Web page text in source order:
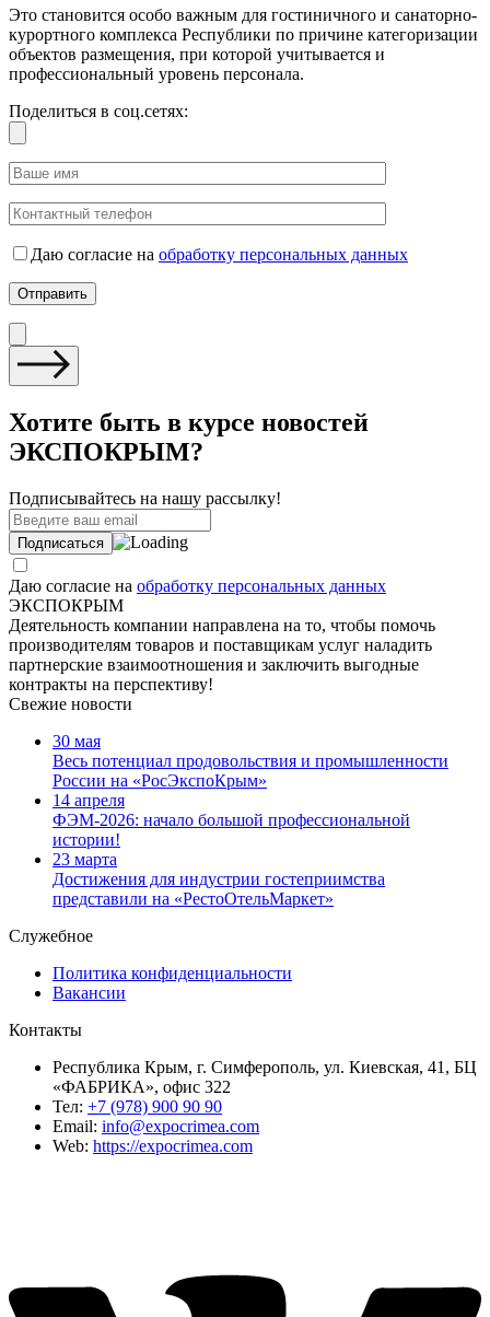
Это становится особо важным для гостиничного и санаторно-
курортного комплекса Республики по причине категоризации
объектов размещения, при которой учитывается и
профессиональный уровень персонала.
Поделиться в соц.сетях:
Даю согласие на обработку персональных данных
Хотите быть в курсе новостей
ЭКСПОКРЫМ?
Подписывайтесь на нашу рассылку!
Даю согласие на обработку персональных данных
ЭКСПОКРЫМ
Деятельность компании направлена на то, чтобы помочь
производителям товаров и поставщикам услуг наладить
партнерские взаимоотношения и заключить выгодные
контракты на перспективу!
Свежие новости
30 мая
Весь потенциал продовольствия и промышленности
России на «РосЭкспоКрым»
14 апреля
ФЭМ-2026: начало большой профессиональной
истории!
23 марта
Достижения для индустрии гостеприимства
представили на «РестоОтельМаркет»
Служебное
Политика конфиденциальности
Вакансии
Контакты
Республика Крым, г. Симферополь, ул. Киевская, 41, БЦ
«ФАБРИКА», офис 322
Тел: +7 (978) 900 90 90
Email: info@expocrimea.com
Web: https://expocrimea.com